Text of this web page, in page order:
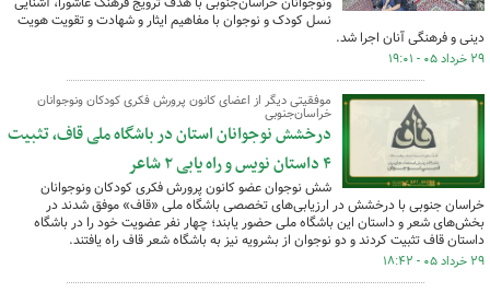
نسل کودک و نوجوان با مفاهیم ایثار و شهادت و تقویت هویت
دینی و فرهنگی آنان اجرا شد.
۲۹ خرداد ۰۵ - ۱۹:۰۱
موفقیتی دیگر از اعضای کانون پرورش فکری کودکان ونوجوانان
خراسان‌جنوبی
درخشش نوجوانان استان در باشگاه ملی قاف، تثبیت
۴ داستان نویس و راه یابی ۲ شاعر
شش نوجوان عضو کانون پرورش فکری کودکان ونوجوانان
خراسان جنوبی با درخشش در ارزیابی‌های تخصصی باشگاه ملی «قاف» موفق شدند در
بخش‌های شعر و داستان این باشگاه ملی حضور یابند؛ چهار نفر عضویت خود را در باشگاه
داستان قاف تثبیت کردند و دو نوجوان از بشرویه نیز به باشگاه شعر قاف راه یافتند.
۲۹ خرداد ۰۵ - ۱۸:۴۲